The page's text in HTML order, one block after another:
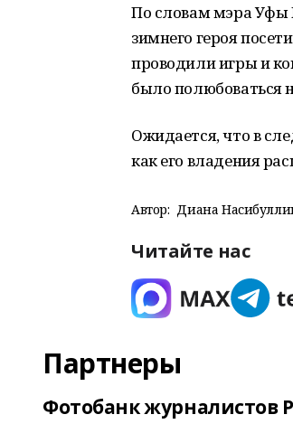
По словам мэра Уфы
зимнего героя
проводили игры и
было полюбоваться
Ожидается, что в
как его владения
Автор: Диана
Читайте нас
Партнеры
Фотобанк журналистов